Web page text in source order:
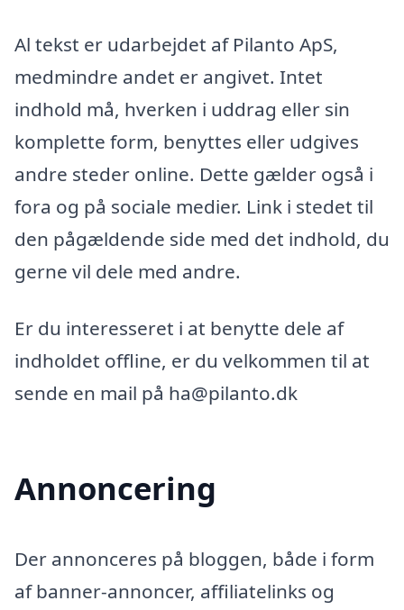
Al tekst er udarbejdet af Pilanto ApS,
medmindre andet er angivet. Intet
indhold må, hverken i uddrag eller sin
komplette form, benyttes eller udgives
andre steder online. Dette gælder også i
fora og på sociale medier. Link i stedet til
den pågældende side med det indhold, du
gerne vil dele med andre.
Er du interesseret i at benytte dele af
indholdet offline, er du velkommen til at
sende en mail på ha@pilanto.dk
Annoncering
Der annonceres på bloggen, både i form
af banner-annoncer, affiliatelinks og